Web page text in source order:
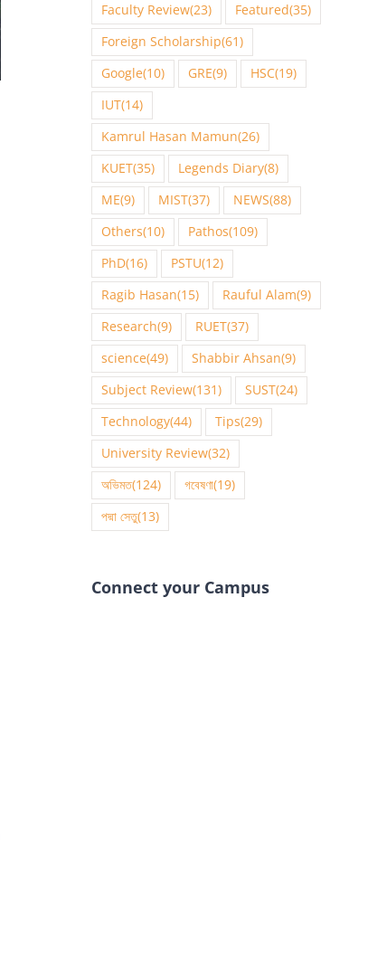
Faculty Review(23) Featured(35)
Foreign Scholarship(61)
Google(10) GRE(9) HSC(19)
IUT(14)
Kamrul Hasan Mamun(26)
KUET(35) Legends Diary(8)
ME(9) MIST(37) NEWS(88)
Others(10) Pathos(109)
PhD(16) PSTU(12)
Ragib Hasan(15) Rauful Alam(9)
Research(9) RUET(37)
science(49) Shabbir Ahsan(9)
Subject Review(131) SUST(24)
Technology(44) Tips(29)
University Review(32)
অভিমত(124) গবেষণা(19)
পদ্মা সেতু(13)
Connect your Campus